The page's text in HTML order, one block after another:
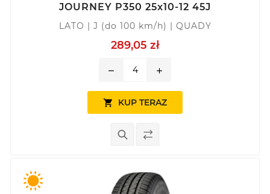
JOURNEY P350 25x10-12 45J
LATO | J (do 100 km/h) | QUADY
289,05 zł
remove add
 KUP TERAZ